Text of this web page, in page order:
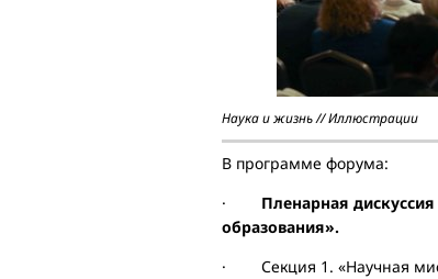
Наука и жизнь // Иллюстрации
В программе форума:
· Пленарная
образования».
· Секция 1. «Научная